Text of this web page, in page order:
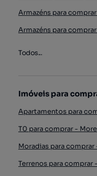
Armazéns para
Armazéns para
Todos...
Imóveis para
Apartamentos para
T0 para comprar -
Moradias para comprar
Terrenos para comprar